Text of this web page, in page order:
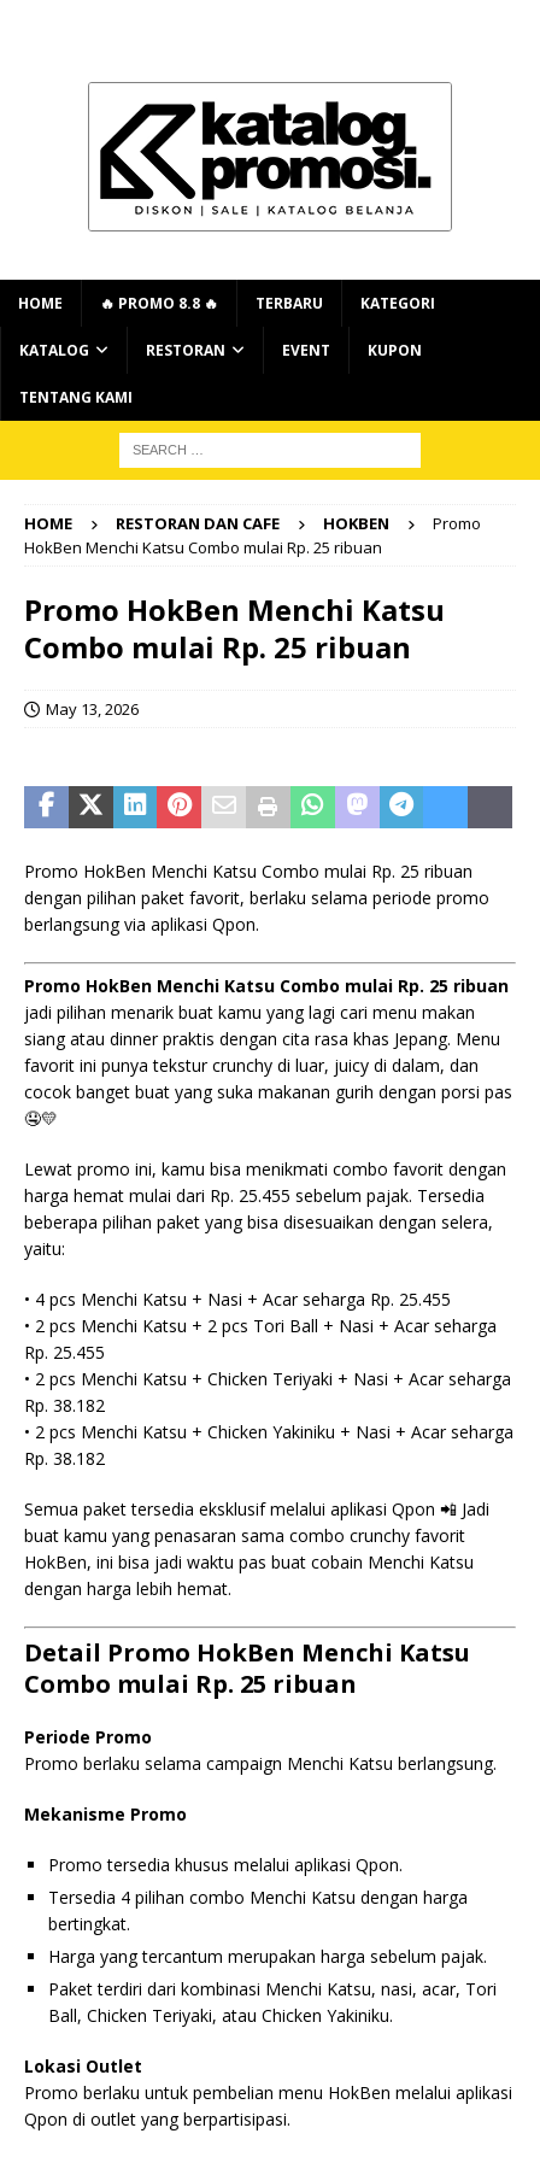
HOME 🔥 PROMO 8.8 🔥 TERBARU KATEGORI
KATALOG RESTORAN EVENT KUPON
TENTANG KAMI
HOME RESTORAN DAN CAFE HOKBEN
Promo
HokBen Menchi Katsu Combo mulai Rp. 25 ribuan
Promo HokBen Menchi Katsu
Combo mulai Rp. 25 ribuan
May 13, 2026
Promo HokBen Menchi Katsu Combo mulai Rp. 25 ribuan
dengan pilihan paket favorit, berlaku selama periode promo
berlangsung via aplikasi Qpon.
Promo HokBen Menchi Katsu Combo mulai Rp. 25 ribuan
jadi pilihan menarik buat kamu yang lagi cari menu makan
siang atau dinner praktis dengan cita rasa khas Jepang. Menu
favorit ini punya tekstur crunchy di luar, juicy di dalam, dan
cocok banget buat yang suka makanan gurih dengan porsi pas
🤤💛
Lewat promo ini, kamu bisa menikmati combo favorit dengan
harga hemat mulai dari Rp. 25.455 sebelum pajak. Tersedia
beberapa pilihan paket yang bisa disesuaikan dengan selera,
yaitu:
• 4 pcs Menchi Katsu + Nasi + Acar seharga Rp. 25.455
• 2 pcs Menchi Katsu + 2 pcs Tori Ball + Nasi + Acar seharga
Rp. 25.455
• 2 pcs Menchi Katsu + Chicken Teriyaki + Nasi + Acar seharga
Rp. 38.182
• 2 pcs Menchi Katsu + Chicken Yakiniku + Nasi + Acar seharga
Rp. 38.182
Semua paket tersedia eksklusif melalui aplikasi Qpon 📲 Jadi
buat kamu yang penasaran sama combo crunchy favorit
HokBen, ini bisa jadi waktu pas buat cobain Menchi Katsu
dengan harga lebih hemat.
Detail Promo HokBen Menchi Katsu
Combo mulai Rp. 25 ribuan
Periode Promo
Promo berlaku selama campaign Menchi Katsu berlangsung.
Mekanisme Promo
Promo tersedia khusus melalui aplikasi Qpon.
Tersedia 4 pilihan combo Menchi Katsu dengan harga
bertingkat.
Harga yang tercantum merupakan harga sebelum pajak.
Paket terdiri dari kombinasi Menchi Katsu, nasi, acar, Tori
Ball, Chicken Teriyaki, atau Chicken Yakiniku.
Lokasi Outlet
Promo berlaku untuk pembelian menu HokBen melalui aplikasi
Qpon di outlet yang berpartisipasi.